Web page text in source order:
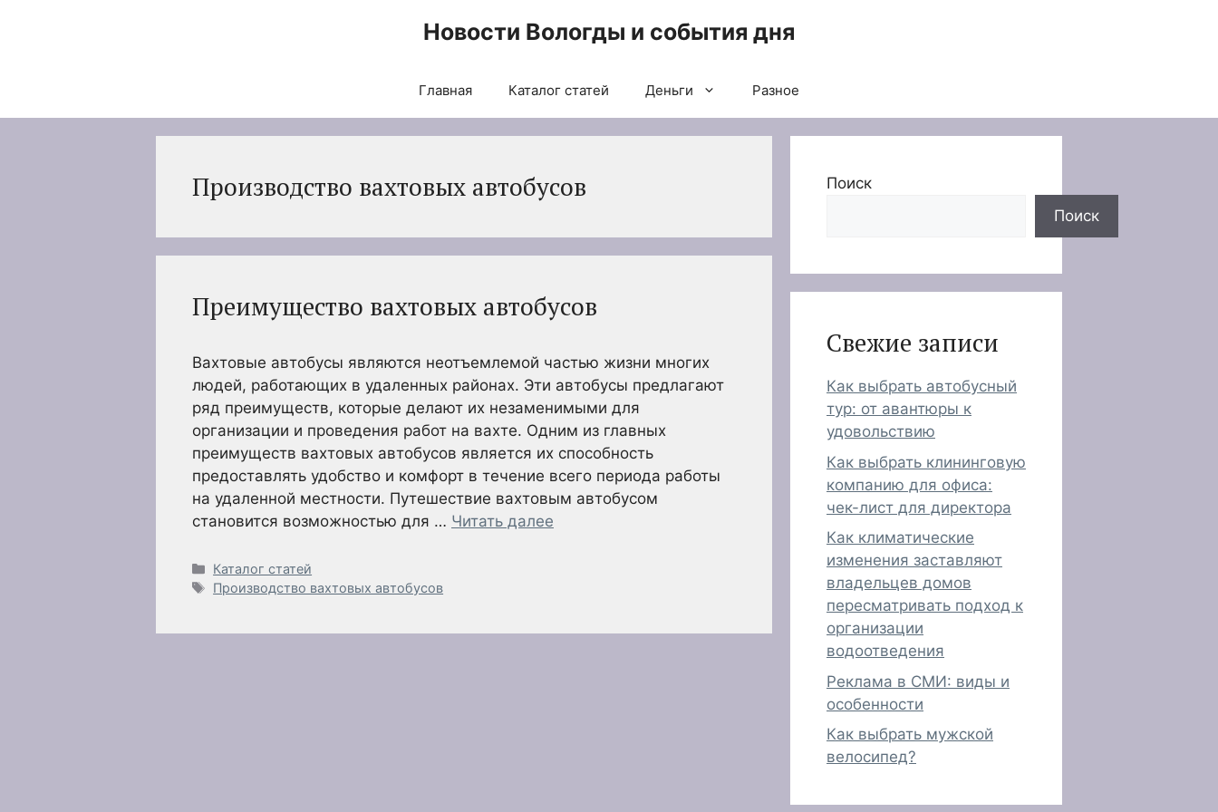
Новости Вологды и события дня
Главная Каталог статей Деньги Разное
Производство вахтовых автобусов
Преимущество вахтовых автобусов
Вахтовые автобусы являются неотъемлемой частью жизни многих
людей, работающих в удаленных районах. Эти автобусы предлагают
ряд преимуществ, которые делают их незаменимыми для
организации и проведения работ на вахте. Одним из главных
преимуществ вахтовых автобусов является их способность
предоставлять удобство и комфорт в течение всего периода работы
на удаленной местности. Путешествие вахтовым автобусом
становится возможностью для … Читать далее
Рубрики
Каталог статей
Метки
Производство вахтовых автобусов
Поиск
Поиск
Свежие записи
Как выбрать автобусный
тур: от авантюры к
удовольствию
Как выбрать клининговую
компанию для офиса:
чек-лист для директора
Как климатические
изменения заставляют
владельцев домов
пересматривать подход к
организации
водоотведения
Реклама в СМИ: виды и
особенности
Как выбрать мужской
велосипед?